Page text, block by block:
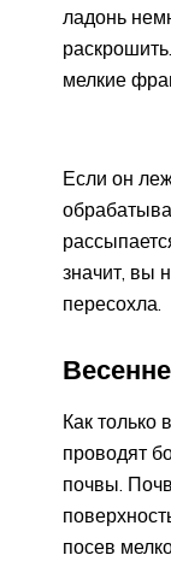
ладонь
мелкие
Если он
значит, вы
пересохла.
Как только
проводят
почвы.
посев